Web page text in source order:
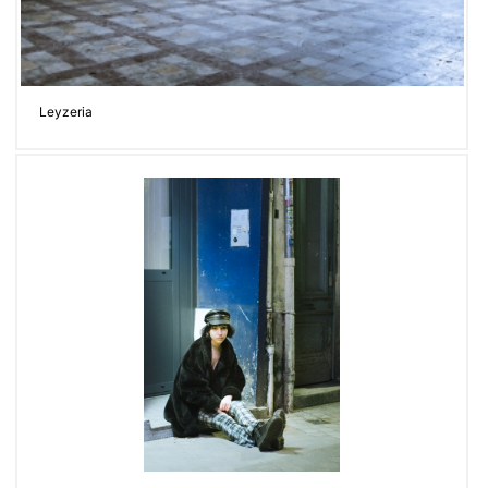
Leyzeria